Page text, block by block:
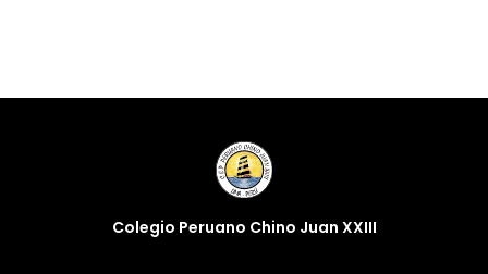
Colegio Peruano Chino Juan XXIII